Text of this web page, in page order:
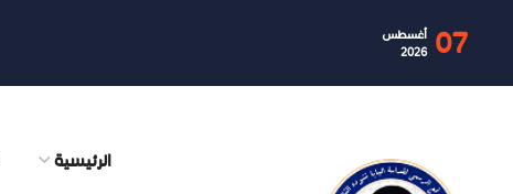
07
أغسطس
2026
الرئيسية